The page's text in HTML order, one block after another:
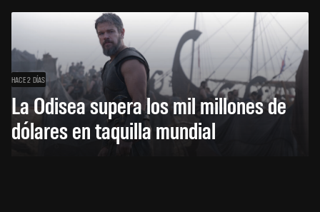
HACE 2 DÍAS
La Odisea supera los mil millones de
dólares en taquilla mundial